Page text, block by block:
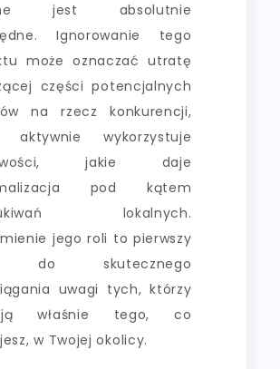
jest absolutnie
Ignorowanie tego
może oznaczać utratę
części potencjalnych
na rzecz konkurencji,
aktywnie wykorzystuje
jakie daje
pod kątem
lokalnych.
jego roli to pierwszy
do skutecznego
uwagi tych, którzy
właśnie tego, co
w Twojej okolicy.